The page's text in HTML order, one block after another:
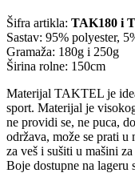
Šifra artikla: TAK180 i
Sastav: 95% polyester,
Gramaža: 180g i 250g
Širina rolne: 150cm
Materijal TAKTEL je
sport. Materijal je
ne providi se, ne puca,
održava, može se prati u
za veš i sušiti u mašini za
Boje dostupne na lageru